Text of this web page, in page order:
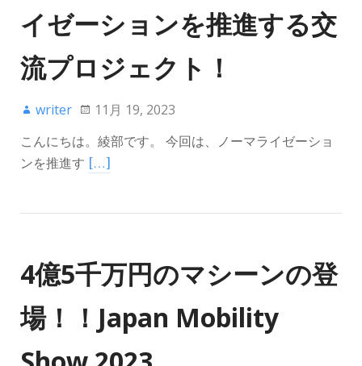
イゼーションを推進する交
流プロジェクト！
writer 11月 19, 2023
こんにちは。綾部です。 今回は、ノーマライゼーショ
ンを推進す […]
4億5千万円のマシーンの登
場！！Japan Mobility